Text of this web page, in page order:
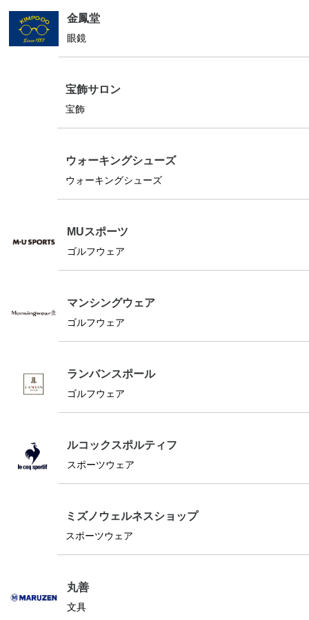
金鳳堂
眼鏡
宝飾サロン
宝飾
ウォーキングシューズ
ウォーキングシューズ
MUスポーツ
ゴルフウェア
マンシングウェア
ゴルフウェア
ランバンスポール
ゴルフウェア
ルコックスポルティフ
スポーツウェア
ミズノウェルネスショップ
スポーツウェア
丸善
文具